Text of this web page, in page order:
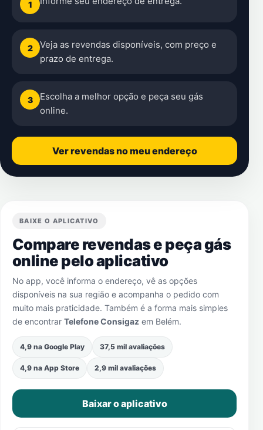
1
2
Veja as revendas disponíveis, com preço e
prazo de entrega.
3
Escolha a melhor opção e peça seu gás
online.
Ver revendas no meu endereço
BAIXE O APLICATIVO
Compare revendas e peça gás
online pelo aplicativo
No app, você informa o endereço, vê as opções
disponíveis na sua região e acompanha o pedido com
muito mais praticidade. Também é a forma mais simples
de encontrar Telefone Consigaz em Belém.
4,9 na Google Play 37,5 mil avaliações
4,9 na App Store 2,9 mil avaliações
Baixar o aplicativo